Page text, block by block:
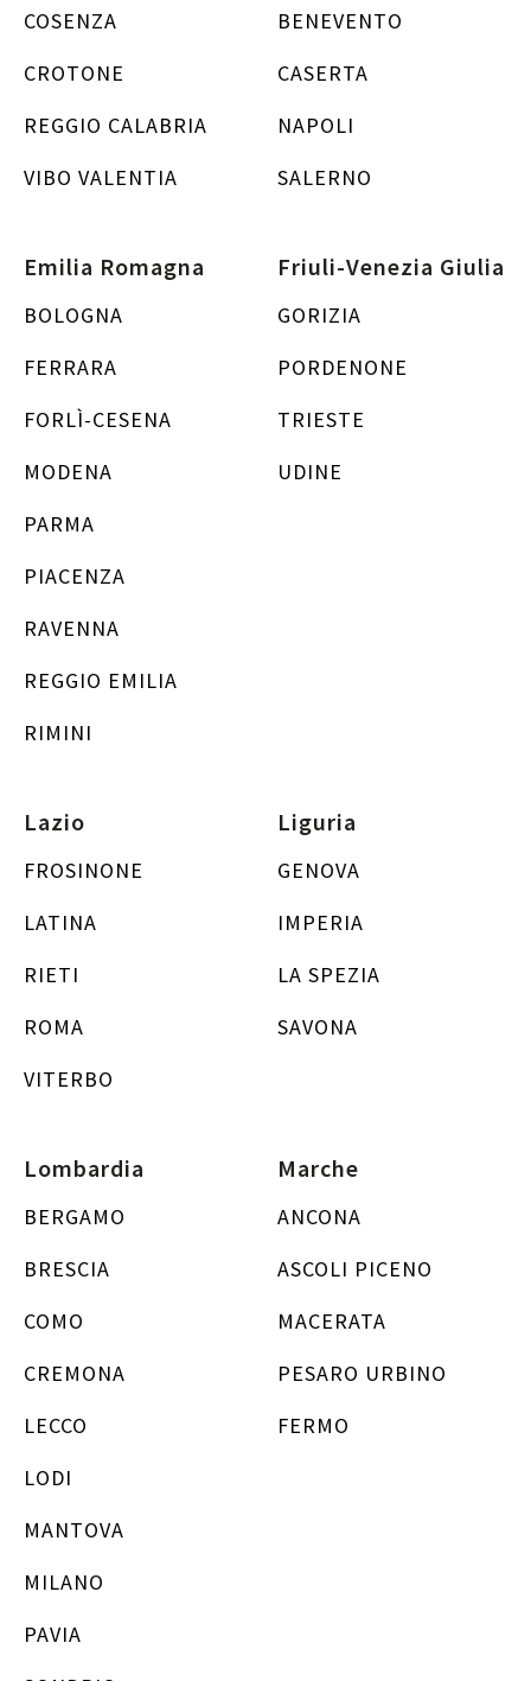
COSENZA
CROTONE
REGGIO CALABRIA
VIBO VALENTIA
BENEVENTO
CASERTA
NAPOLI
SALERNO
Emilia Romagna
BOLOGNA
FERRARA
FORLÌ-CESENA
MODENA
PARMA
PIACENZA
RAVENNA
REGGIO EMILIA
RIMINI
Friuli-Venezia Giulia
GORIZIA
PORDENONE
TRIESTE
UDINE
Lazio
FROSINONE
LATINA
RIETI
ROMA
VITERBO
Liguria
GENOVA
IMPERIA
LA SPEZIA
SAVONA
Lombardia
BERGAMO
BRESCIA
COMO
CREMONA
LECCO
LODI
MANTOVA
MILANO
PAVIA
Marche
ANCONA
ASCOLI PICENO
MACERATA
PESARO URBINO
FERMO